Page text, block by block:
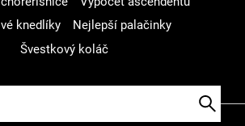
knedlíky
Nejlepší palačinky
Švestkový koláč